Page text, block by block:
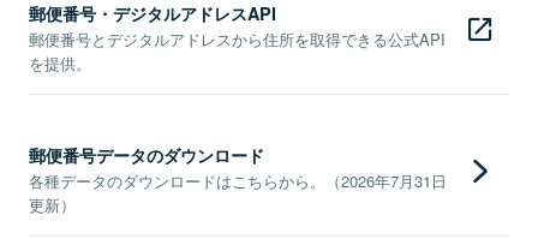
郵便番号・デジタルアドレスAPI
郵便番号とデジタルアドレスから住所を取得できる公式API
を提供。
郵便番号データのダウンロード
各種データのダウンロードはこちらから。（2026年7月31日
更新）